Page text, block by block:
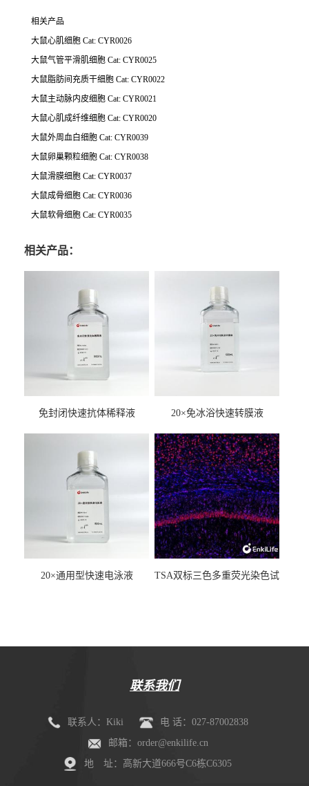
相关产品
大鼠心肌细胞 Cat: CYR0026
大鼠气管平滑肌细胞 Cat: CYR0025
大鼠脂肪间充质干细胞 Cat: CYR0022
大鼠主动脉内皮细胞 Cat: CYR0021
大鼠心肌成纤维细胞 Cat: CYR0020
大鼠外周血白细胞 Cat: CYR0039
大鼠卵巢颗粒细胞 Cat: CYR0038
大鼠滑膜细胞 Cat: CYR0037
大鼠成骨细胞 Cat: CYR0036
大鼠软骨细胞 Cat: CYR0035
相关产品：
免封闭快速抗体稀释液 20×免冰浴快速转膜液
20×通用型快速电泳液
TSA双标三色多重荧光染色试
联系我们
联系人：Kiki
电 话：027-87002838
邮箱：order@enkilife.cn
地 址：高新大道666号C6栋C6305